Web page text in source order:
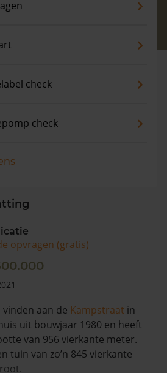
check
check
opvragen (gratis)
aan de Kampstraat in
uit bouwjaar 1980 en heeft
van 956 vierkante meter.
tuin van zo’n 845 vierkante